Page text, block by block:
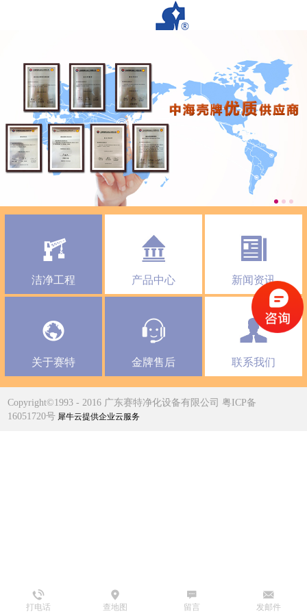
洁净工程 产品中心 新闻资讯
关于赛特 金牌售后 联系我们
Copyright©1993 - 2016 广东赛特净化设备有限公司 粤ICP备
16051720号 犀牛云提供企业云服务
打电话 查地图 发邮件
留言